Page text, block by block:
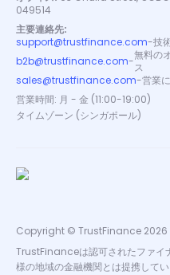
049514
主要連絡先:
support@trustfinance.com-技
b2b@trustfinance.com-無料の
ス
sales@trustfinance.com-営業
営業時間: 月 - 金 (11:00-19:00)
タイムゾーン (シンガポール)
Copyright © TrustFinance 2026
TrustFinanceは認可されたファイ
様の地域の金融機関とは提携して